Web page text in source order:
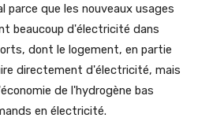
que les nouveaux usages
beaucoup d'électricité dans
dont le logement, en partie
directement d'électricité, mais
de l'hydrogène bas
en électricité.